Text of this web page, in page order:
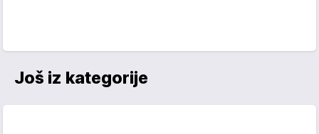
Još iz kategorije